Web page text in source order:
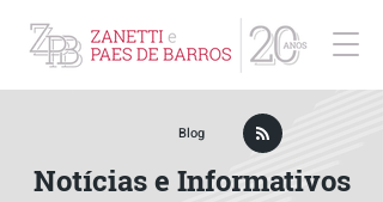
Blog
Notícias e Informativos